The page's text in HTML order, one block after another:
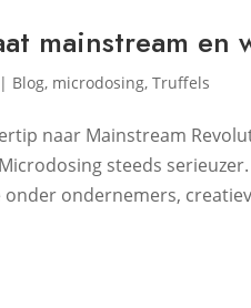
mainstream en
| Blog, microdosing,Truffels
naar Mainstream
steeds
ondernemers,